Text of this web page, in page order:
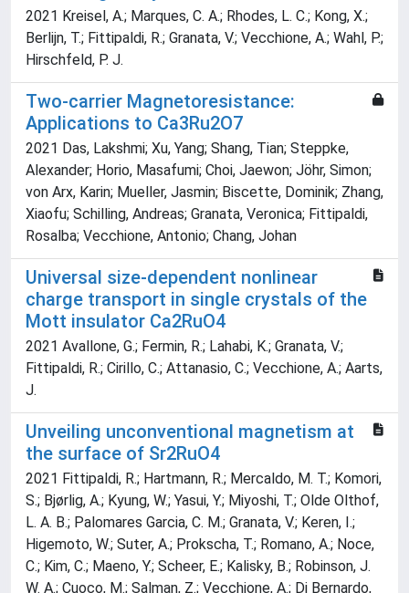
2021 Kreisel, A.; Marques, C. A.; Rhodes, L. C.; Kong, X.;
Berlijn, T.; Fittipaldi, R.; Granata, V.; Vecchione, A.; Wahl, P.;
Hirschfeld, P. J.
Two-carrier Magnetoresistance:
Applications to Ca3Ru2O7
2021 Das, Lakshmi; Xu, Yang; Shang, Tian; Steppke,
Alexander; Horio, Masafumi; Choi, Jaewon; Jöhr, Simon;
von Arx, Karin; Mueller, Jasmin; Biscette, Dominik; Zhang,
Xiaofu; Schilling, Andreas; Granata, Veronica; Fittipaldi,
Rosalba; Vecchione, Antonio; Chang, Johan
Universal size-dependent nonlinear
charge transport in single crystals of the
Mott insulator Ca2RuO4
2021 Avallone, G.; Fermin, R.; Lahabi, K.; Granata, V.;
Fittipaldi, R.; Cirillo, C.; Attanasio, C.; Vecchione, A.; Aarts,
J.
Unveiling unconventional magnetism at
the surface of Sr2RuO4
2021 Fittipaldi, R.; Hartmann, R.; Mercaldo, M. T.; Komori,
S.; Bjørlig, A.; Kyung, W.; Yasui, Y.; Miyoshi, T.; Olde Olthof,
L. A. B.; Palomares Garcia, C. M.; Granata, V.; Keren, I.;
Higemoto, W.; Suter, A.; Prokscha, T.; Romano, A.; Noce,
C.; Kim, C.; Maeno, Y.; Scheer, E.; Kalisky, B.; Robinson, J.
W. A.; Cuoco, M.; Salman, Z.; Vecchione, A.; Di Bernardo,